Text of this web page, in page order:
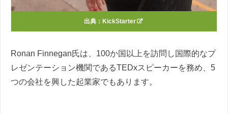
出典： KickStarter
Ronan Finnegan氏は、100か国以上を訪問し国際的なプ
レゼンテーション機関であるTEDxスピーカーを務め、5
つの会社を興した起業家でもあります。